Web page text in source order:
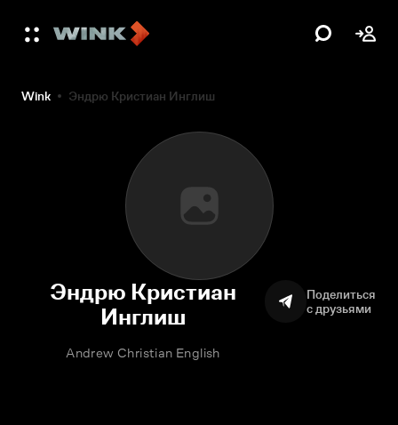
Wink Эндрю Кристиан Инглиш
Эндрю Кристиан
Инглиш
Andrew Christian English
Поделиться
с друзьями